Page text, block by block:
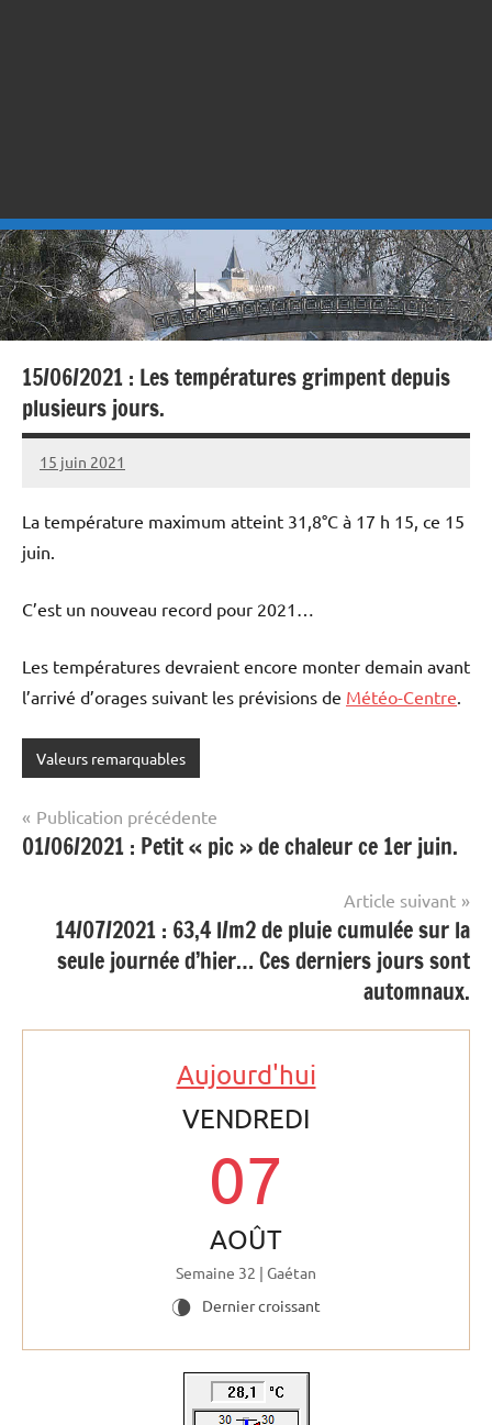
15/06/2021 : Les températures grimpent depuis
plusieurs jours.
15 juin 2021
Patrice
La température maximum atteint 31,8°C à 17 h 15, ce 15
juin.
C’est un nouveau record pour 2021…
Les températures devraient encore monter demain avant
l’arrivé d’orages suivant les prévisions de Météo-Centre
Valeurs remarquables
Navigation
de
Publication précédente
01/06/2021 : Petit « pic » de chaleur ce 1er juin.
Article suivant
14/07/2021 : 63,4 l/m2 de pluie cumulée sur la
seule journée d’hier… Ces derniers jours sont
automnaux.
Aujourd'hui
VENDREDI
07
AOÛT
Semaine 32 | Gaétan
V
Dernier croissant